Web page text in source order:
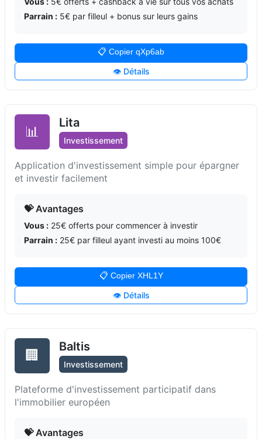
Parrain : 5€ par filleul + bonus sur leurs gains
📋 Copier qXp6ab
👁️ Détails
📊
Lita
Investissement
Application d'investissement simple pour épargner
et investir facilement
💝 Avantages
Vous : 25€ offerts pour commencer à investir
Parrain : 25€ par filleul ayant investi au moins 100€
📋 Copier XHL1Y
👁️ Détails
🏢
Baltis
Investissement
Plateforme d'investissement participatif dans
l'immobilier européen
💝 Avantages